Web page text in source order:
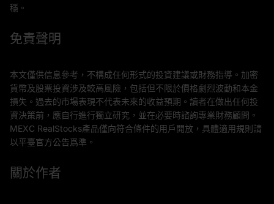
穩。
免責聲明
本文僅供信息參考，不構成任何形式的投資建議或財務指導。加密
貨幣及股票投資涉及較高風險，包括但不限於價格劇烈波動和本金
損失。過去的市場表現不代表未來的收益預期。讀者在做出任何投
資決策前，應自行進行獨立研究，並在必要時諮詢專業財務顧問。
MEXC RealStocks產品僅向符合條件的用戶開放，具體適用規則請
以平臺官方公告爲準。
關於作者